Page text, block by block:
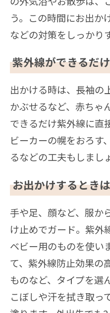
う。この時間にお出か
などの対策をしっかり
紫外線ができるだ
出かける時は、長袖の
かぶせるなど、赤ちゃ
できるだけ紫外線に直
ビーカーの幌をおろす
るなどの工夫もしまし
お出かけするとき
手や足、顔など、服か
け止めでガード。紫外
ベビー用のものを使い
て、紫外線防止効果の
ものなど、タイプを選
こぼしや汗を拭き取っ